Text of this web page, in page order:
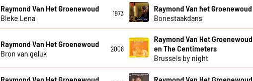
Raymond Van Het Groenewoud
Bleke Lena
1973
Raymond Van het Groenewoud
Bonestaakdans
Raymond Van Het Groenewoud
Bron van geluk
2008
Raymond Van Het Groenewoud
en The Centimeters
Brussels by night